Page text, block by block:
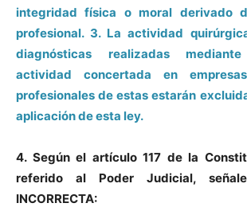
integridad física o moral derivado
profesional. 3. La actividad
diagnósticas realizadas
actividad concertada en
profesionales de estas estarán
aplicación de esta ley.
4. Según el artículo 117 de la
referido al Poder Judicial,
INCORRECTA: